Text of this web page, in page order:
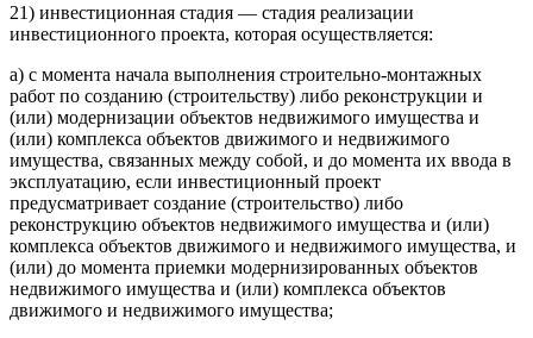
21) инвестиционная стадия — стадия реализации
инвестиционного проекта, которая осуществляется:
а) с момента начала выполнения строительно-монтажных
работ по созданию (строительству) либо реконструкции и
(или) модернизации объектов недвижимого имущества и
(или) комплекса объектов движимого и недвижимого
имущества, связанных между собой, и до момента их ввода в
эксплуатацию, если инвестиционный проект
предусматривает создание (строительство) либо
реконструкцию объектов недвижимого имущества и (или)
комплекса объектов движимого и недвижимого имущества, и
(или) до момента приемки модернизированных объектов
недвижимого имущества и (или) комплекса объектов
движимого и недвижимого имущества;